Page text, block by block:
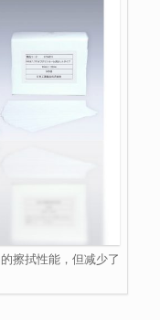
擦拭性能，但减少了